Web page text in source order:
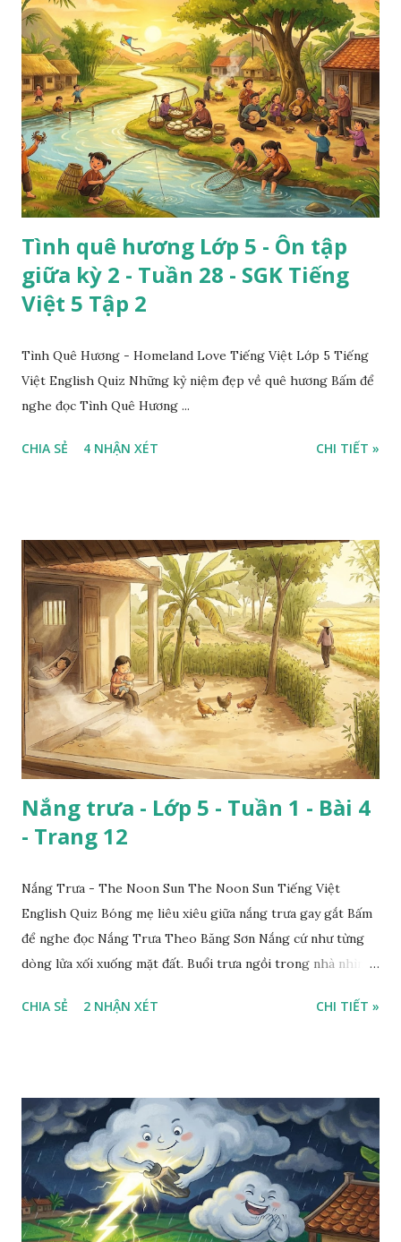
Tình quê hương Lớp 5 - Ôn tập
giữa kỳ 2 - Tuần 28 - SGK Tiếng
Việt 5 Tập 2
Tình Quê Hương - Homeland Love Tiếng Việt Lớp 5 Tiếng
Việt English Quiz Những kỷ niệm đẹp về quê hương Bấm để
nghe đọc Tình Quê Hương ...
CHIA SẺ 4 NHẬN XÉT CHI TIẾT »
Nắng trưa - Lớp 5 - Tuần 1 - Bài 4
- Trang 12
Nắng Trưa - The Noon Sun The Noon Sun Tiếng Việt
English Quiz Bóng mẹ liêu xiêu giữa nắng trưa gay gắt Bấm
để nghe đọc Nắng Trưa Theo Băng Sơn Nắng cứ như từng
dòng lửa xối xuống mặt đất. Buổi trưa ngồi trong nhà nhìn
CHIA SẺ 2 NHẬN XÉT CHI TIẾT »